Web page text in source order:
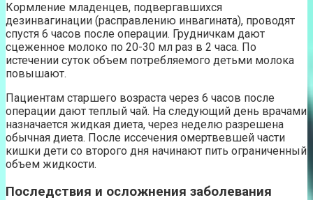
Кормление младенцев, подвергавшихся
дезинвагинации (расправлению инвагината), проводят
спустя 6 часов после операции. Грудничкам дают
сцеженное молоко по 20-30 мл раз в 2 часа. По
истечении суток объем потребляемого детьми молока
повышают.
Пациентам старшего возраста через 6 часов после
операции дают теплый чай. На следующий день врачами
назначается жидкая диета, через неделю разрешена
обычная диета. После иссечения омертвевшей части
кишки дети со второго дня начинают пить ограниченный
объем жидкости.
Последствия и осложнения заболевания